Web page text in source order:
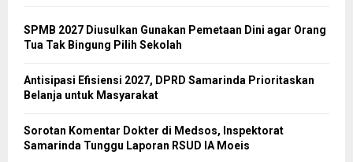
SPMB 2027 Diusulkan Gunakan Pemetaan Dini agar Orang
Tua Tak Bingung Pilih Sekolah
Antisipasi Efisiensi 2027, DPRD Samarinda Prioritaskan
Belanja untuk Masyarakat
Sorotan Komentar Dokter di Medsos, Inspektorat
Samarinda Tunggu Laporan RSUD IA Moeis